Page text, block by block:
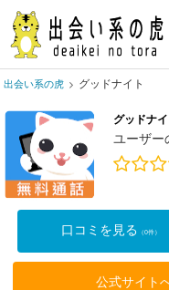
出会い系の虎 グッドナイト
グッドナイ
ユーザー
口コミを見る （0件）
公式サイト